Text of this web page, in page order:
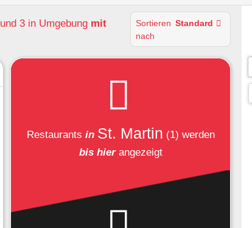
und 3 in Umgebung mit
Sortieren
nach
Standard
Restaurants in St. Martin (1) werden
bis hierangezeigt